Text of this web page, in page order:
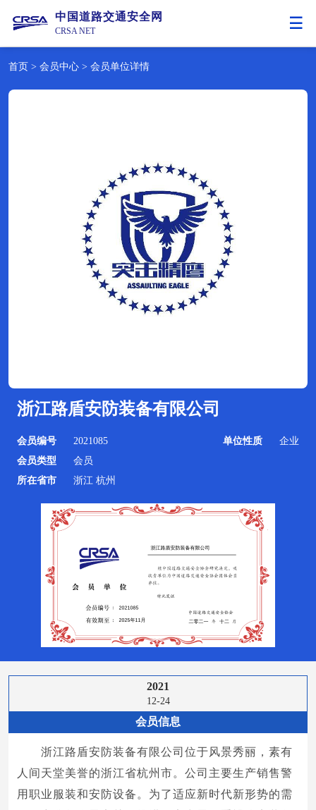
中国道路交通安全网
CRSA NET
首页 > 会员中心 > 会员单位详情
浙江路盾安防装备有限公司
会员编号 2021085 单位性质
企业
会员类型
会员
所在省市
浙江 杭州
2021
12-24
会员信息
浙江路盾安防装备有限公司位于风景秀丽，素有
人间天堂美誉的浙江省杭州市。公司主要生产销售警
用职业服装和安防设备。为了适应新时代新形势的需